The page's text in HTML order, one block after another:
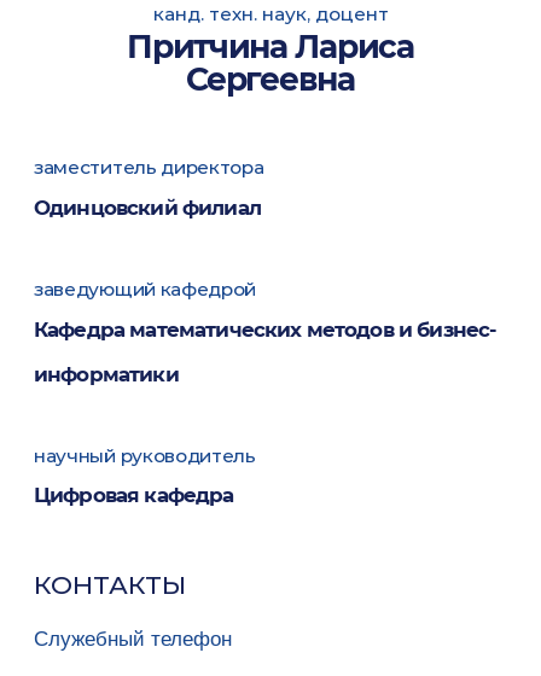
канд. техн. наук, доцент
Притчина Лариса
Сергеевна
заместитель директора
Одинцовский филиал
заведующий кафедрой
Кафедра математических методов и бизнес-
информатики
научный руководитель
Цифровая кафедра
КОНТАКТЫ
Служебный телефон